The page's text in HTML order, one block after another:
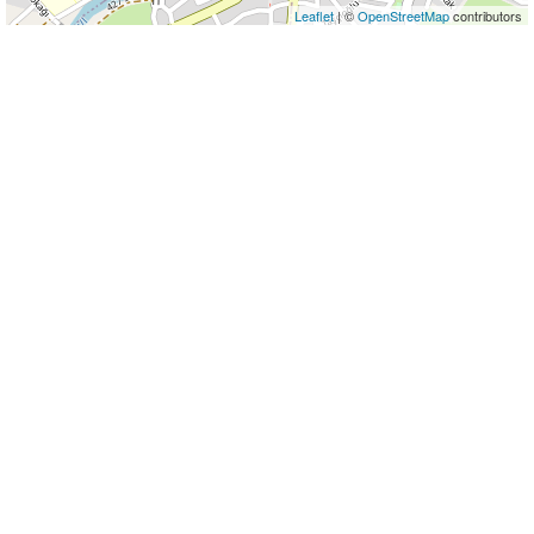
Leaflet| ©OpenStreetMapcontributors